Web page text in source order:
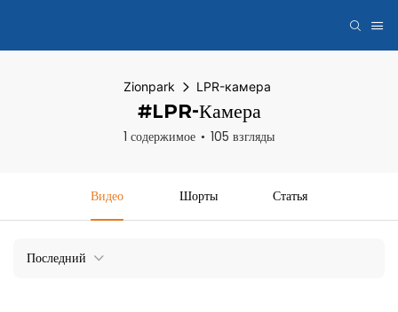
Zionpark LPR-камера
#LPR-Камера
1 содержимое 105 взгляды
Видео Шорты Статья
Последний